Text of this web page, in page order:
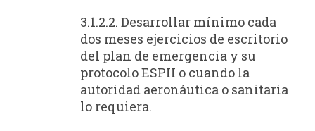
3.1.2.2. Desarrollar mínimo cada
dos meses ejercicios de escritorio
del plan de emergencia y su
protocolo ESPII o cuando la
autoridad aeronáutica o sanitaria
lo requiera.